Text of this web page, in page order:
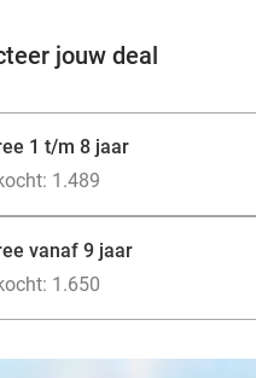
jouw deal
1 t/m 8 jaar
1.489
vanaf 9 jaar
1.650